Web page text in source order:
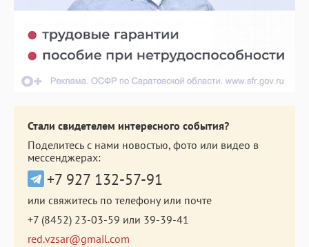
Стали свидетелем интересного события?
Поделитесь с нами новостью, фото или видео в
мессенджерах:
+7 927 132-57-91
или свяжитесь по телефону или почте
+7 (8452) 23-03-59 или 39-39-41
red.vzsar@gmail.com